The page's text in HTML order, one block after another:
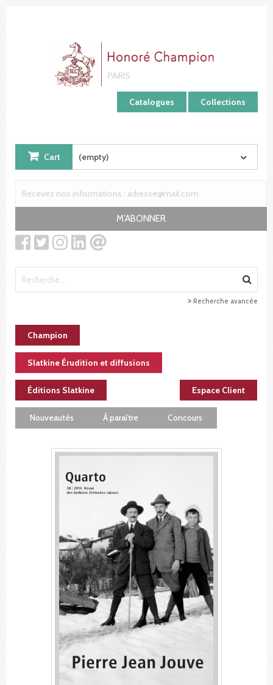
Catalogues Collections
Cart (empty)
M'ABONNER
Recherche avancée
Champion
Slatkine Érudition et diffusions
Éditions Slatkine Espace Client
Nouveautés À paraître Concours